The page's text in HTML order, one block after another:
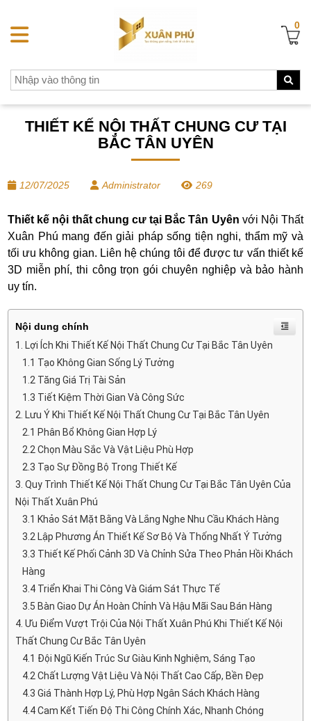
0
THIẾT KẾ NỘI THẤT CHUNG CƯ TẠI
BẮC TÂN UYÊN
12/07/2025 Administrator 269
Thiết kế nội thất chung cư tại Bắc Tân Uyên với Nội Thất
Xuân Phú mang đến giải pháp sống tiện nghi, thẩm mỹ và
tối ưu không gian. Liên hệ chúng tôi để được tư vấn thiết kế
3D miễn phí, thi công trọn gói chuyên nghiệp và bảo hành
uy tín.
Nội dung chính
1. Lợi Ích Khi Thiết Kế Nội Thất Chung Cư Tại Bắc Tân Uyên
1.1 Tạo Không Gian Sống Lý Tưởng
1.2 Tăng Giá Trị Tài Sản
1.3 Tiết Kiệm Thời Gian Và Công Sức
2. Lưu Ý Khi Thiết Kế Nội Thất Chung Cư Tại Bắc Tân Uyên
2.1 Phân Bổ Không Gian Hợp Lý
2.2 Chọn Màu Sắc Và Vật Liệu Phù Hợp
2.3 Tạo Sự Đồng Bộ Trong Thiết Kế
3. Quy Trình Thiết Kế Nội Thất Chung Cư Tại Bắc Tân Uyên Của
Nội Thất Xuân Phú
3.1 Khảo Sát Mặt Bằng Và Lắng Nghe Nhu Cầu Khách Hàng
3.2 Lập Phương Án Thiết Kế Sơ Bộ Và Thống Nhất Ý Tưởng
3.3 Thiết Kế Phối Cảnh 3D Và Chỉnh Sửa Theo Phản Hồi Khách
Hàng
3.4 Triển Khai Thi Công Và Giám Sát Thực Tế
3.5 Bàn Giao Dự Án Hoàn Chỉnh Và Hậu Mãi Sau Bán Hàng
4. Ưu Điểm Vượt Trội Của Nội Thất Xuân Phú Khi Thiết Kế Nội
Thất Chung Cư Bắc Tân Uyên
4.1 Đội Ngũ Kiến Trúc Sư Giàu Kinh Nghiệm, Sáng Tạo
4.2 Chất Lượng Vật Liệu Và Nội Thất Cao Cấp, Bền Đẹp
4.3 Giá Thành Hợp Lý, Phù Hợp Ngân Sách Khách Hàng
4.4 Cam Kết Tiến Độ Thi Công Chính Xác, Nhanh Chóng